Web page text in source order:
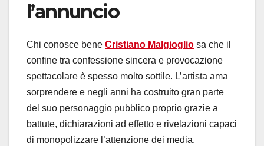
l’annuncio
Chi conosce bene Cristiano Malgioglio sa che il
confine tra confessione sincera e provocazione
spettacolare è spesso molto sottile. L’artista ama
sorprendere e negli anni ha costruito gran parte
del suo personaggio pubblico proprio grazie a
battute, dichiarazioni ad effetto e rivelazioni capaci
di monopolizzare l’attenzione dei media.